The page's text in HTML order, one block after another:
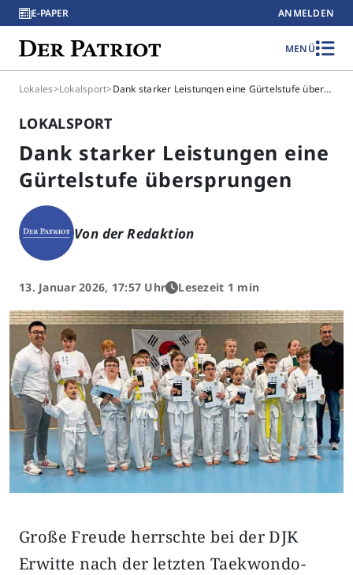
E-PAPER ANMELDEN
MENÜ
Lokales>Lokalsport> Dank starker Leistungen eine Gürtelstufe übersprungen
LOKALSPORT
Dank starker Leistungen eine
Gürtelstufe übersprungen
Von der Redaktion
13. Januar 2026, 17:57 Uhr Lesezeit 1 min
Große Freude herrschte bei der DJK
Erwitte nach der letzten Taekwondo-